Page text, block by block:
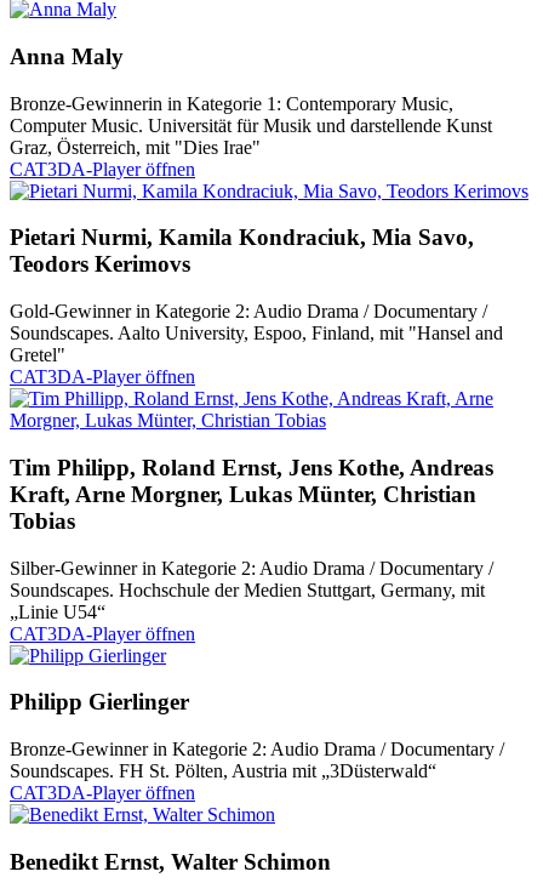
Anna Maly
Bronze-Gewinnerin in Kategorie 1: Contemporary Music,
Computer Music. Universität für Musik und darstellende Kunst
Graz, Österreich, mit "Dies Irae"
CAT3DA-Player öffnen
Pietari Nurmi, Kamila Kondraciuk, Mia Savo,
Teodors Kerimovs
Gold-Gewinner in Kategorie 2: Audio Drama / Documentary /
Soundscapes. Aalto University, Espoo, Finland, mit "Hansel and
Gretel"
CAT3DA-Player öffnen
Tim Philipp, Roland Ernst, Jens Kothe, Andreas
Kraft, Arne Morgner, Lukas Münter, Christian
Tobias
Silber-Gewinner in Kategorie 2: Audio Drama / Documentary /
Soundscapes. Hochschule der Medien Stuttgart, Germany, mit
„Linie U54“
CAT3DA-Player öffnen
Philipp Gierlinger
Bronze-Gewinner in Kategorie 2: Audio Drama / Documentary /
Soundscapes. FH St. Pölten, Austria mit „3Düsterwald“
CAT3DA-Player öffnen
Benedikt Ernst, Walter Schimon